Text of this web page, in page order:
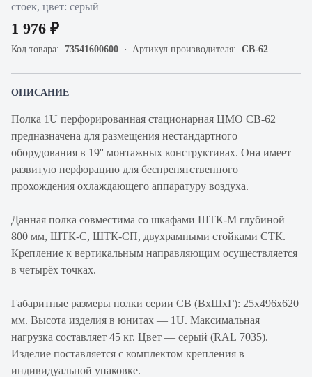
стоек, цвет: серый
1 976 ₽
Код товара: 73541600600 Артикул производителя: СВ-62
ОПИСАНИЕ
Полка 1U перфорированная стационарная ЦМО СВ-62
предназначена для размещения нестандартного
оборудования в 19'' монтажных конструктивах. Она имеет
развитую перфорацию для беспрепятственного
прохождения охлаждающего аппаратуру воздуха.
Данная полка совместима со шкафами ШТК-М глубиной
800 мм, ШТК-С, ШТК-СП, двухрамными стойками СТК.
Крепление к вертикальным направляющим осуществляется
в четырёх точках.
Габаритные размеры полки серии СВ (ВхШхГ): 25х496х620
мм. Высота изделия в юнитах — 1U. Максимальная
нагрузка составляет 45 кг. Цвет — серый (RAL 7035).
Изделие поставляется с комплектом крепления в
индивидуальной упаковке.